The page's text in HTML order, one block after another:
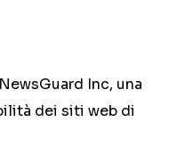
Inc, una
dei siti web di